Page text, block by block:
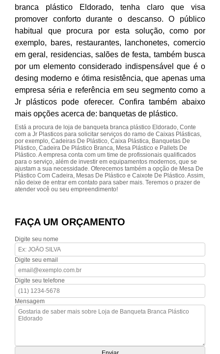
branca plástico Eldorado, tenha claro que visa
promover conforto durante o descanso. O público
habitual que procura por esta solução, como por
exemplo, bares, restaurantes, lanchonetes, comercio
em geral, residencias, salões de festa, também busca
por um elemento considerado indispensável que é o
desing moderno e ótima resistência, que apenas uma
empresa séria e referência em seu segmento como a
Jr plásticos pode oferecer. Confira também abaixo
mais opções acerca de: banquetas de plástico.
Está a procura de loja de banqueta branca plástico Eldorado, Conte
com a Jr Plasticos para solicitar serviços do ramo de Caixas Plásticas,
por exemplo, Cadeiras De Plástico, Caixa Plástica, Banquetas De
Plástico, Cadeira De Plástico Branca, Mesa Plástico e Pallets De
Plástico. A empresa conta com um time de profissionais qualificados
para o serviço, além de investir em equipamentos modernos, que se
ajustam a sua necessidade. Oferecemos também a opção de Mesa De
Plástico Com Cadeira, Mesas De Plástico e Caixote De Plástico. Assim,
não deixe de entrar em contato para saber mais. Teremos o prazer de
atender você ou seu empreendimento!
FAÇA UM ORÇAMENTO
Digite seu nome
Digite seu email
Digite seu telefone
Mensagem